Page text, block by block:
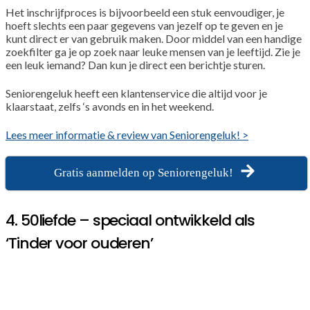
Het inschrijfproces is bijvoorbeeld een stuk eenvoudiger, je
hoeft slechts een paar gegevens van jezelf op te geven en je
kunt direct er van gebruik maken. Door middel van een handige
zoekfilter ga je op zoek naar leuke mensen van je leeftijd. Zie je
een leuk iemand? Dan kun je direct een berichtje sturen.
Seniorengeluk heeft een klantenservice die altijd voor je
klaarstaat, zelfs ‘s avonds en in het weekend.
Lees meer informatie & review van Seniorengeluk! >
Gratis aanmelden op Seniorengeluk!
4. 50liefde – speciaal ontwikkeld als
‘Tinder voor ouderen’